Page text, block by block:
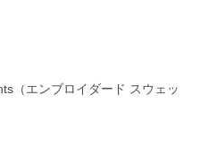
（エンブロイダード スウェッ